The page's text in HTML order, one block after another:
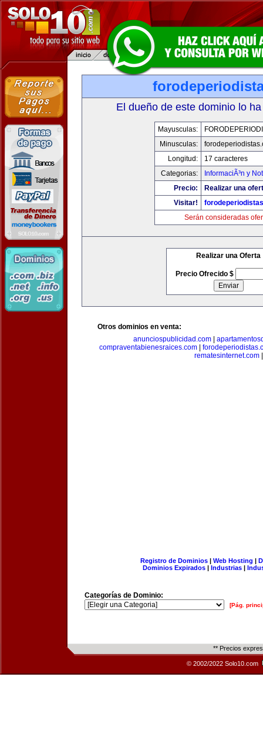
El dueño de este dominio lo
Mayusculas:
Minusculas:
Longitud:
17 caracteres
Categorias:
InformaciÃ³n y
Precio:
Realizar una
Visitar!
Serán consideradas
Realizar una Oferta
Precio Ofrecido $
Otros dominios en venta:
anunciospublicidad.com|
compraventabienesraices.com
rematesinternet.com|
Registro de Dominios| Web Hosting |
Dominios Expirados | Industrias |
Categorías de Dominio:
[Pág.
** Precios
© 2002/2022 Solo10.com